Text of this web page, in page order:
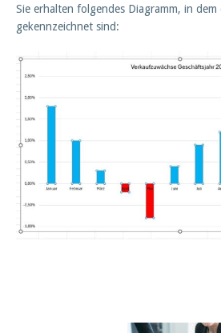
Sie erhalten folgendes Diagramm, in
gekennzeichnet sind: